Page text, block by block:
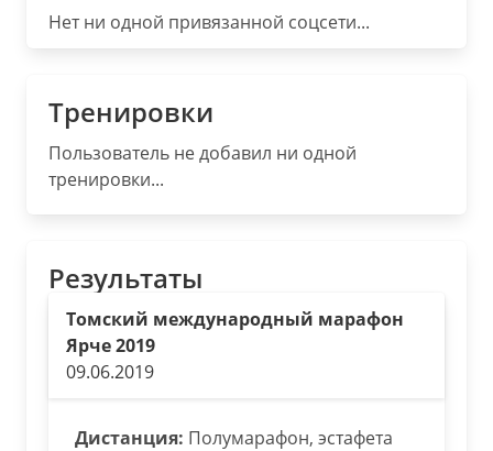
Нет ни одной привязанной соцсети...
Тренировки
Пользователь не добавил ни одной
тренировки...
Результаты
Томский международный марафон
Ярче 2019
09.06.2019
Дистанция: Полумарафон, эстафета